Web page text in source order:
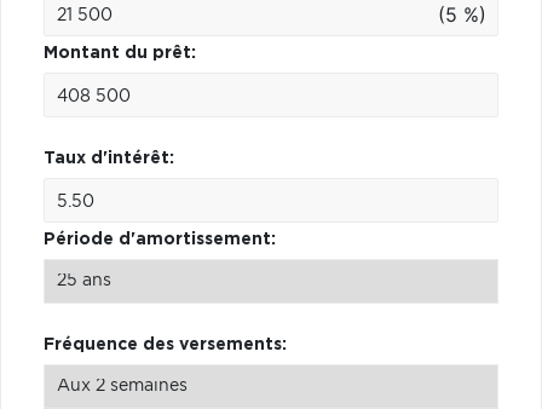
(5 %)
Montant du prêt:
Taux d'intérêt:
Période d'amortissement:
Fréquence des versements: